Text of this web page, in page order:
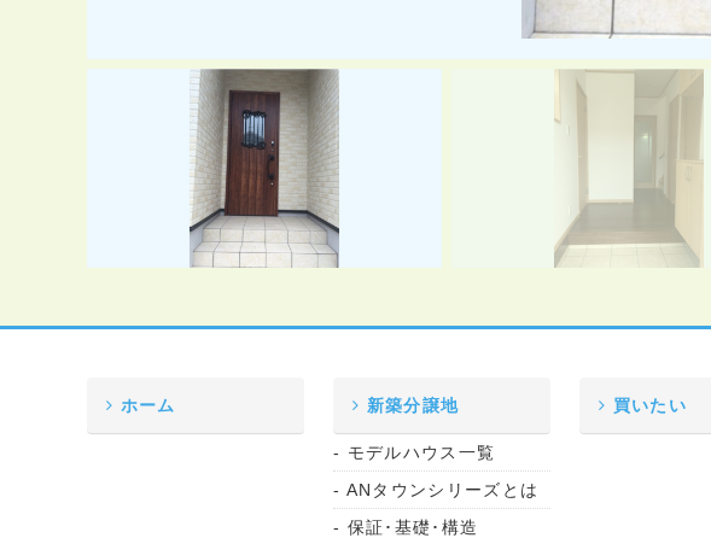
ホーム 新築分譲地
- モデルハウス一覧
- ANタウンシリーズとは
- 保証･基礎･構造
買いたい